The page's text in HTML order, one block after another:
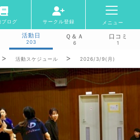
ブログ サークル登録 メニュー
活動日
203
Ｑ＆Ａ
6
口コミ
1
活動スケジュール 2026/3/9(月)